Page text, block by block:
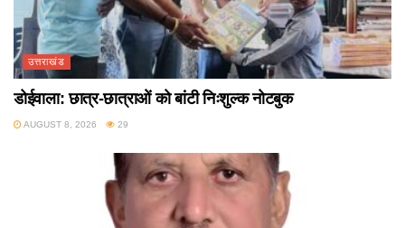
उत्तराखंड
डोईवाला: छात्र-छात्राओं को बांटी निःशुल्क नोटबुक
AUGUST 8, 2026 29